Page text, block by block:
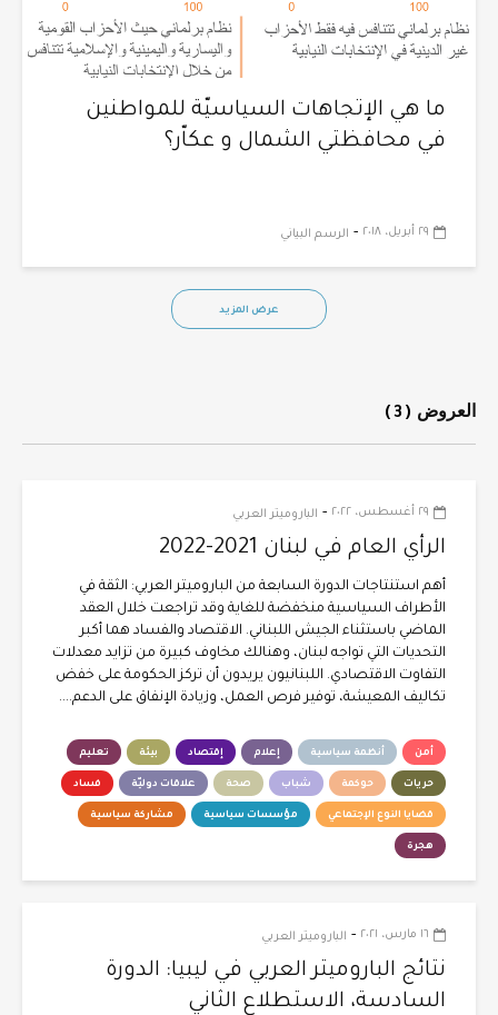
٢٩ أبريل، ٢٠١٨ - الرسم البياني
ما هي الإتجاهات السياسيّة للمواطنين
في محافظتي الشمال و عكاّر؟
عرض المزيد
٢٩ أغسطس، ٢٠٢٢ - الباروميتر العربي
الرأي العام في لبنان 2021-2022
أهم استنتاجات الدورة السابعة من الباروميتر العربي: الثقة في
الأطراف السياسية منخفضة للغاية وقد تراجعت خلال العقد
الماضي باستثناء الجيش اللبناني. الاقتصاد والفساد هما أكبر
التحديات التي تواجه لبنان، وهنالك مخاوف كبيرة من تزايد معدلات
التفاوت الاقتصادي. اللبنانيون يريدون أن تركز الحكومة على خفض
تكاليف المعيشة، توفير فرص العمل، وزيادة الإنفاق على الدعم....
أمن أنظمة سياسية إعلام إقتصاد بيئة تعليم
حريات حوكمة شباب صحة علاقات دوليّة فساد
قضايا النوع الإجتماعي مؤسسات سياسية مشاركة سياسية
هجرة
١٦ مارس، ٢٠٢١ - الباروميتر العربي
نتائج الباروميتر العربي في ليبيا: الدورة
السادسة، الاستطلاع الثاني
العروض (3)